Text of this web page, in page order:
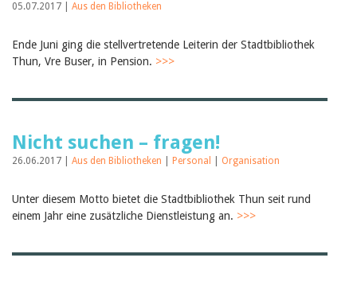
05.07.2017 | Aus den Bibliotheken
Ende Juni ging die stellvertretende Leiterin der Stadtbibliothek
Thun, Vre Buser, in Pension. >>>
Nicht suchen – fragen!
26.06.2017 | Aus den Bibliotheken Personal Organisation
Unter diesem Motto bietet die Stadtbibliothek Thun seit rund
einem Jahr eine zusätzliche Dienstleistung an. >>>